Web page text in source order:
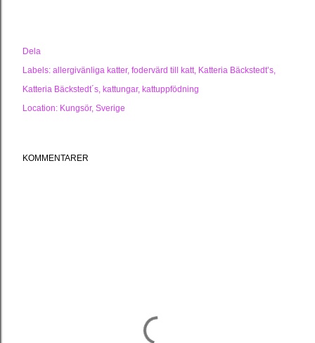
Dela
Labels: allergivänliga katter fodervärd till katt Katteria Bäckstedt’s
Katteria Bäckstedt´s kattungar kattuppfödning
Location: Kungsör, Sverige
KOMMENTARER